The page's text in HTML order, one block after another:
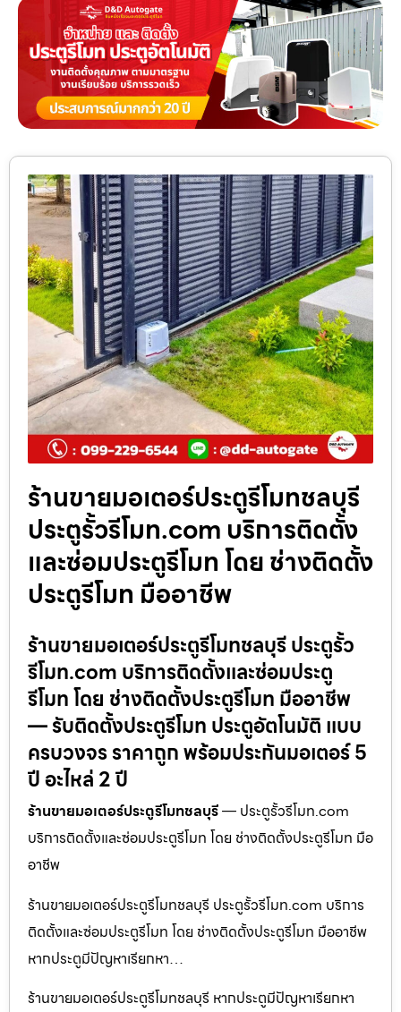
ร้านขายมอเตอร์ประตูรีโมทชลบุรี
ประตูรั้วรีโมท.com บริการติดตั้ง
และซ่อมประตูรีโมท โดย ช่างติดตั้ง
ประตูรีโมท มืออาชีพ
ร้านขายมอเตอร์ประตูรีโมทชลบุรี ประตูรั้ว
รีโมท.com บริการติดตั้งและซ่อมประตู
รีโมท โดย ช่างติดตั้งประตูรีโมท มืออาชีพ
— รับติดตั้งประตูรีโมท ประตูอัตโนมัติ แบบ
ครบวงจร ราคาถูก พร้อมประกันมอเตอร์ 5
ปี อะไหล่ 2 ปี
ร้านขายมอเตอร์ประตูรีโมทชลบุรี— ประตูรั้วรีโมท.com
บริการติดตั้งและซ่อมประตูรีโมท โดย ช่างติดตั้งประตูรีโมท มือ
อาชีพ
ร้านขายมอเตอร์ประตูรีโมทชลบุรี ประตูรั้วรีโมท.com บริการ
ติดตั้งและซ่อมประตูรีโมท โดย ช่างติดตั้งประตูรีโมท มืออาชีพ
หากประตูมีปัญหาเรียกหา…
ร้านขายมอเตอร์ประตูรีโมทชลบุรี หากประตูมีปัญหาเรียกหา